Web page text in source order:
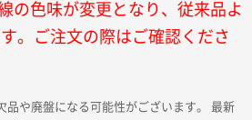
の色味が変更となり、従来品よ
。ご注文の際はご確認くださ
品や廃盤になる可能性がございます。 最新